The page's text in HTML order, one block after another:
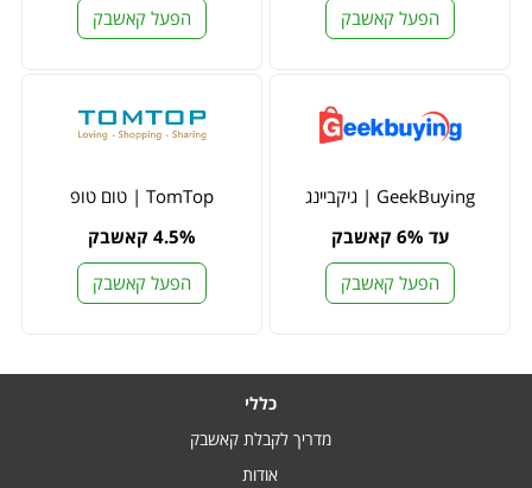
הפעל קאשבק
הפעל קאשבק
GeekBuying | גיקביינג
עד 6% קאשבק
הפעל קאשבק
TomTop | טום טופ
4.5% קאשבק
הפעל קאשבק
כללי
מדריך לקבלת קאשבק
אודות